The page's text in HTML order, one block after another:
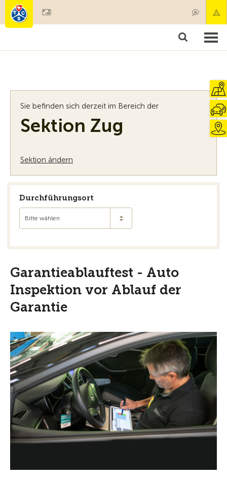
Mitgliedschaft & Leistungen
Sie befinden sich derzeit im Bereich der
Sektion Zug
Sektion ändern
Durchführungsort
Bitte wählen
Garantieablauftest - Auto
Inspektion vor Ablauf der
Garantie